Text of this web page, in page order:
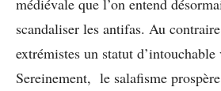
scandaliser les antifas. Au
extrémistes un statut
Sereinement, le salafisme